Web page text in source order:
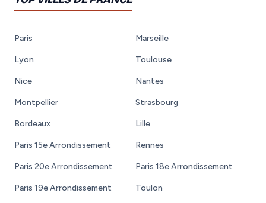
Paris Marseille
Lyon Toulouse
Nice Nantes
Montpellier Strasbourg
Bordeaux Lille
Paris 15e Arrondissement Rennes
Paris 20e Arrondissement Paris 18e Arrondissement
Paris 19e Arrondissement Toulon